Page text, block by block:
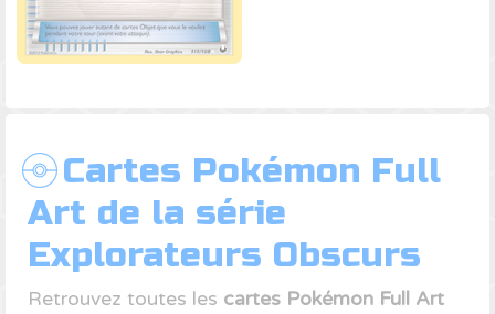
Cartes Pokémon Full
Art de la série
Explorateurs Obscurs
Retrouvez toutes les cartes Pokémon Full Art